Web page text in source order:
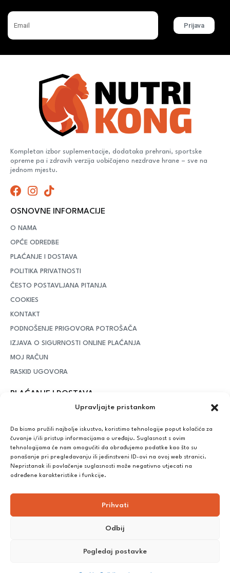
Upravljajte pristankom
Da bismo pružili najbolje iskustvo, koristimo tehnologije poput kolačića za
čuvanje i/ili pristup informacijama o uređaju. Suglasnost s ovim
tehnologijama će nam omogućiti da obrađujemo podatke kao što su
ponašanje pri pregledavanju ili jedinstveni ID-ovi na ovoj web stranici.
Nepristanak ili povlačenje suglasnosti može negativno utjecati na
određene karakteristike i funkcije.
Prihvati
Odbij
Pogledaj postavke
Prijava
Kompletan izbor suplementacije, dodataka prehrani, sportske
opreme pa i zdravih verzija uobičajeno nezdrave hrane – sve na
jednom mjestu.
OSNOVNE INFORMACIJE
O NAMA
OPĆE ODREDBE
PLAĆANJE I DOSTAVA
POLITIKA PRIVATNOSTI
ČESTO POSTAVLJANA PITANJA
COOKIES
KONTAKT
PODNOŠENJE PRIGOVORA POTROŠAČA
IZJAVA O SIGURNOSTI ONLINE PLAĆANJA
MOJ RAČUN
RASKID UGOVORA
PLAĆANJE I DOSTAVA
– iznad potrošenih 55 eura dostava je
Plaćanje:
Bankovna transakcija, plaćanje prilikom preuzimanja, CorvusPay